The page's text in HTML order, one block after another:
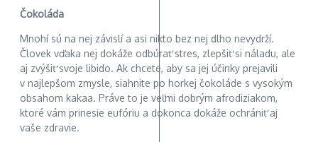
Čokoláda
Mnohí sú na nej závislí a asi nikto bez nej dlho nevydrží.
Človek vďaka nej dokáže odbúrať stres, zlepšiť si náladu, ale
aj zvýšiť svoje libido. Ak chcete, aby sa jej účinky prejavili
v najlepšom zmysle, siahnite po horkej čokoláde s vysokým
obsahom kakaa. Práve to je veľmi dobrým afrodiziakom,
ktoré vám prinesie eufóriu a dokonca dokáže ochrániť aj
vaše zdravie.